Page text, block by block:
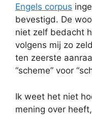
Engels corpus
bevestigd. De
niet zelf bedacht
volgens mij zo
ten zeerste
“scheme” voor
Ik weet het niet
mening over